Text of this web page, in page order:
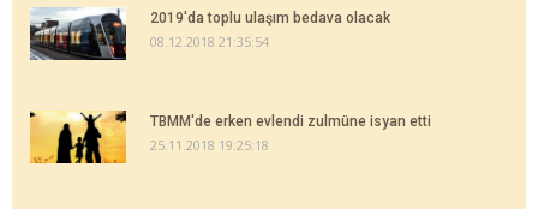
2019'da toplu ulaşım bedava olacak
08.12.2018 21:35:54
TBMM'de erken evlendi zulmüne isyan etti
25.11.2018 19:25:18